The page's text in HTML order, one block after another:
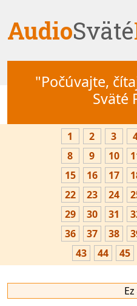
AudioSväté
"Počúvajte,
Sväté
1 2 3
8
9 10
15
16 17
22
23 24
29
30 31
36
37 38
43
44 45